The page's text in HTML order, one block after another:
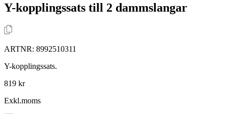
Y-kopplingssats till 2 dammslangar
ARTNR: 8992510311
Y-kopplingssats.
819 kr
Exkl.moms